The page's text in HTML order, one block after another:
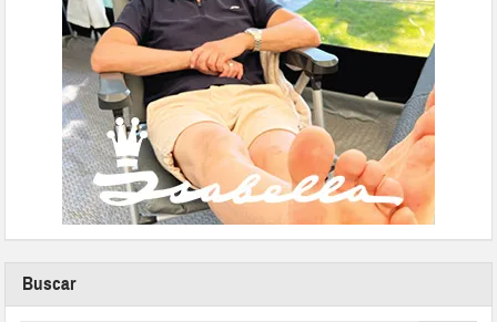
Buscar